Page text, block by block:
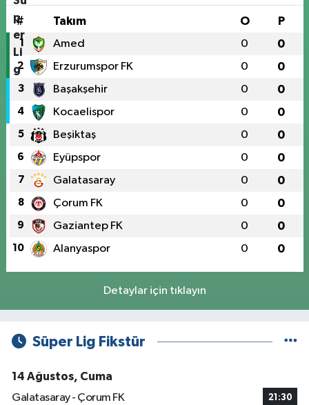
# Takım O P
1 Amed 0 0
2 Erzurumspor FK 0 0
3 Başakşehir 0 0
4 Kocaelispor 0 0
5 Beşiktaş 0 0
6 Eyüpspor 0 0
7 Galatasaray 0 0
8 Çorum FK 0 0
9 Gaziantep FK 0 0
10 Alanyaspor 0 0
Detaylar için tıklayın
Süper Lig Fikstür
14 Ağustos, Cuma
Galatasaray - Çorum FK
21:30